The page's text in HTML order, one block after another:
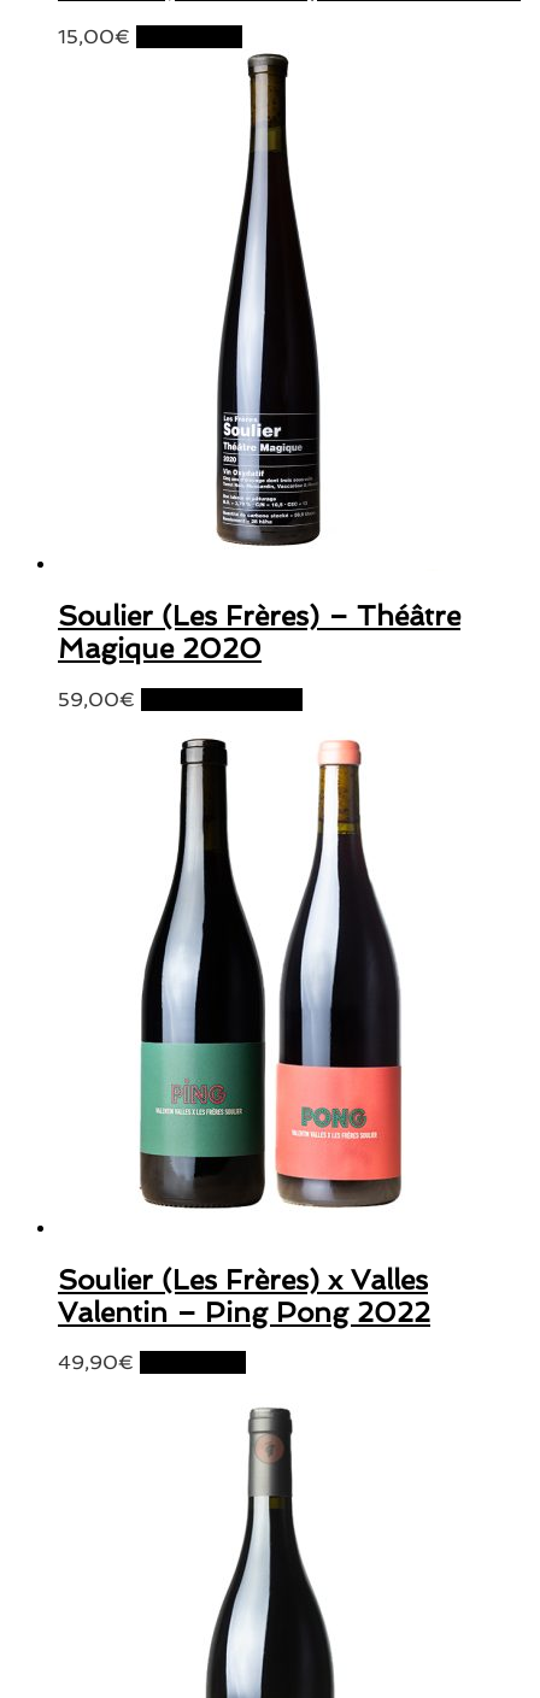
15,00€
Soulier (Les Frères) – Théâtre
Magique 2020
59,00€
Soulier (Les Frères) x Valles
Valentin – Ping Pong 2022
49,90€